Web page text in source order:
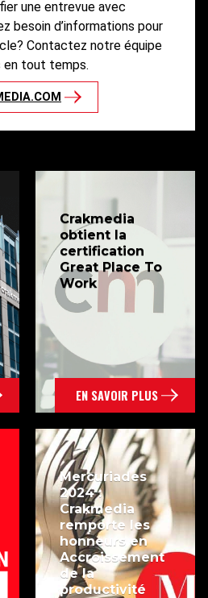
une entrevue avec
besoin d’informations pour
Contactez notre équipe
en tout temps.
Crakmedia
obtient la
certification
Great Place To
Work
EN SAVOIR PLUS
Mercuriades
2024 :
Crakmedia
remporte les
honneurs en
Accroissement
de la
productivité